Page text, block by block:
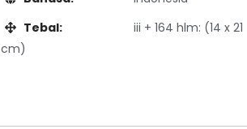
Tebal:
iii + 164 hlm: (14 x 21
cm)